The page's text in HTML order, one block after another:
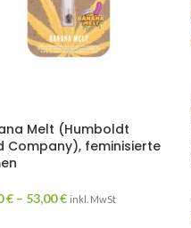
Melt (Humboldt
Company), feminisierte
€ – 53,00€ inkl. MwSt